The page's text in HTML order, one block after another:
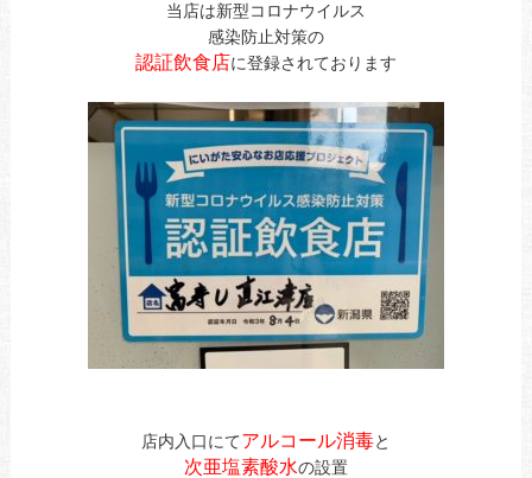
当店は新型コロナウイルス
感染防止対策の
認証飲食店に登録されております
店内入口にてアルコール消毒と
次亜塩素酸水の設置